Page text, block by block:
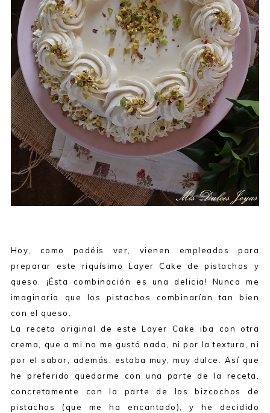
Hoy, como podéis ver, vienen empleados para
preparar este riquísimo Layer Cake de pistachos y
queso. ¡Ésta combinación es una delicia! Nunca me
imaginaria que los pistachos combinarían tan bien
con el queso.
La receta original de este Layer Cake iba con otra
crema, que a mi no me gustó nada, ni por la textura, ni
por el sabor, además, estaba muy, muy dulce. Así que
he preferido quedarme con una parte de la receta,
concretamente con la parte de los bizcochos de
pistachos (que me ha encantado), y he decidido